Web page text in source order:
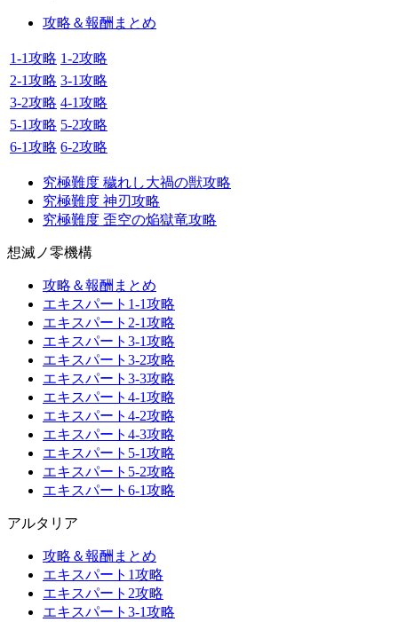
攻略＆報酬まとめ
1-1攻略 1-2攻略
2-1攻略 3-1攻略
3-2攻略 4-1攻略
5-1攻略 5-2攻略
6-1攻略 6-2攻略
究極難度 穢れし大禍の獣攻略
究極難度 神刃攻略
究極難度 歪空の焔獄竜攻略
想滅ノ零機構
攻略＆報酬まとめ
エキスパート1-1攻略
エキスパート2-1攻略
エキスパート3-1攻略
エキスパート3-2攻略
エキスパート3-3攻略
エキスパート4-1攻略
エキスパート4-2攻略
エキスパート4-3攻略
エキスパート5-1攻略
エキスパート5-2攻略
エキスパート6-1攻略
アルタリア
攻略＆報酬まとめ
エキスパート1攻略
エキスパート2攻略
エキスパート3-1攻略